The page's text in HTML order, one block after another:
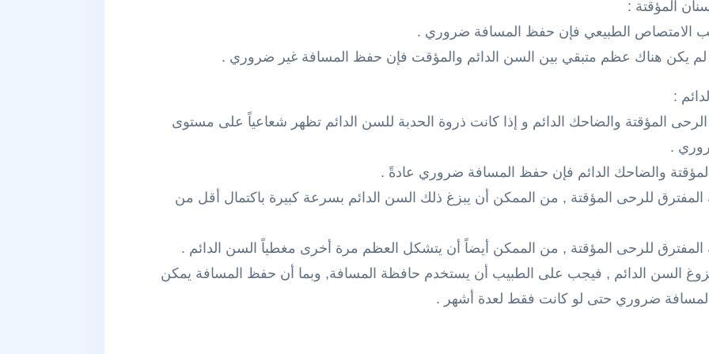
المؤقتة :
:
المؤقتة والضاحك الدائم و إذا كانت ذروة الحدبة للسن الدائم تظهر شعاعياً على مستوى
.
والضاحك الدائم فإن حفظ المسافة ضروري عادةً .
للرحى المؤقتة , من الممكن أن يبزغ ذلك السن الدائم بسرعة كبيرة باكتمال أقل من
للرحى المؤقتة , من الممكن أيضاً أن يتشكل العظم مرة أخرى مغطياً السن الدائم .
السن الدائم , فيجب على الطبيب أن يستخدم حافظة المسافة, وبما أن حفظ المسافة يمكن
ضروري حتى لو كانت فقط لعدة أشهر .